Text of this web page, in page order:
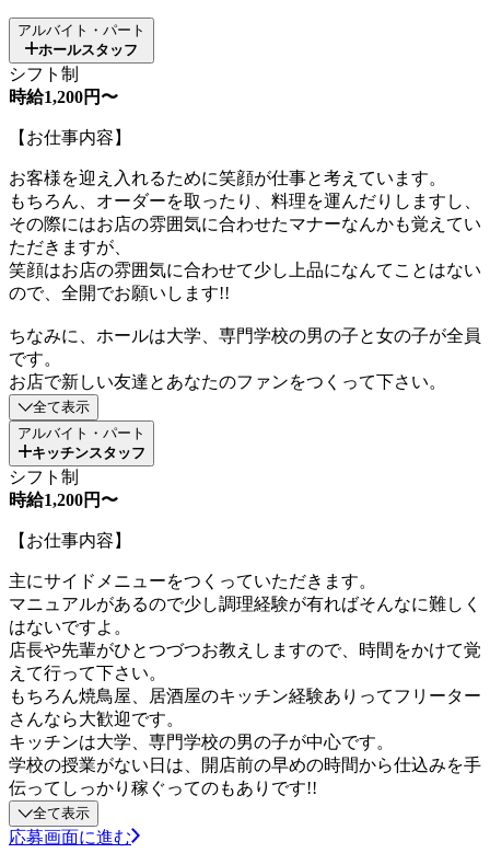
アルバイト・パート
ホールスタッフ
シフト制
時給1,200円〜
【お仕事内容】
お客様を迎え入れるために笑顔が仕事と考えています。
もちろん、オーダーを取ったり、料理を運んだりしますし、
その際にはお店の雰囲気に合わせたマナーなんかも覚えてい
ただきますが、
笑顔はお店の雰囲気に合わせて少し上品になんてことはない
ので、全開でお願いします!!
ちなみに、ホールは大学、専門学校の男の子と女の子が全員
です。
お店で新しい友達とあなたのファンをつくって下さい。
全て表示
アルバイト・パート
キッチンスタッフ
シフト制
時給1,200円〜
【お仕事内容】
主にサイドメニューをつくっていただきます。
マニュアルがあるので少し調理経験が有ればそんなに難しく
はないですよ。
店長や先輩がひとつづつお教えしますので、時間をかけて覚
えて行って下さい。
もちろん焼鳥屋、居酒屋のキッチン経験ありってフリーター
さんなら大歓迎です。
キッチンは大学、専門学校の男の子が中心です。
学校の授業がない日は、開店前の早めの時間から仕込みを手
伝ってしっかり稼ぐってのもありです!!
全て表示
応募画面に進む